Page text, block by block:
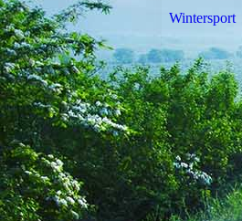
Wintersport